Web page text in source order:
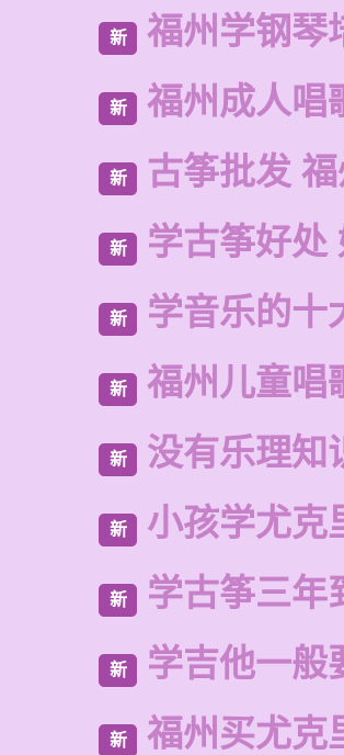
新 福州学钢琴
新 福州成人唱
新 古筝批发
新 学古筝好处
新 学音乐的十
新 福州儿童唱
新 没有乐理知
新 小孩学尤克
新 学古筝三年
新 学吉他一般
新 福州买尤克